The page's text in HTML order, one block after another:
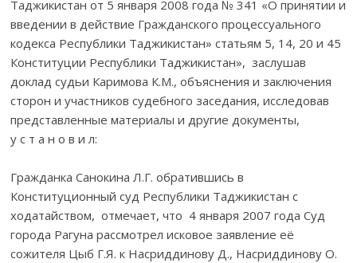
Таджикистан от 5 января 2008 года № 341 «О принятии и
введении в действие Гражданского процессуального
кодекса Республики Таджикистан» статьям 5, 14, 20 и 45
Конституции Республики Таджикистан», заслушав
доклад судьи Каримова К.М., объяснения и заключения
сторон и участников судебного заседания, исследовав
представленные материалы и другие документы,
у с т а н о в и л:
Гражданка Санокина Л.Г. обратившись в
Конституционный суд Республики Таджикистан с
ходатайством, отмечает, что 4 января 2007 года Суд
города Рагуна рассмотрел исковое заявление её
сожителя Цыб Г.Я. к Насриддинову Д., Насриддинову О.